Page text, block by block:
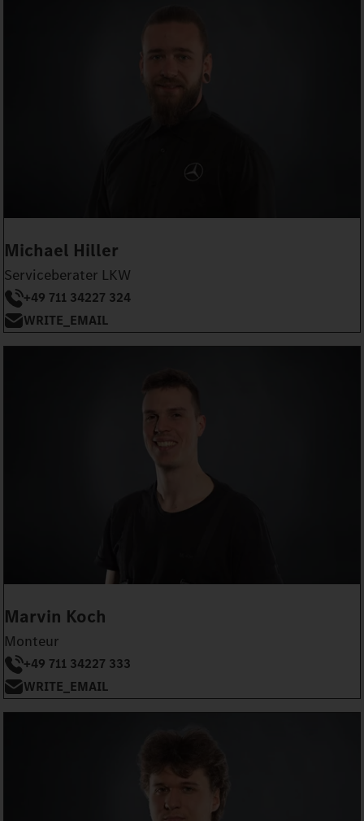
Michael Hiller
Serviceberater LKW
+49 711 34227 324
WRITE_EMAIL
Marvin Koch
Monteur
+49 711 34227 333
WRITE_EMAIL